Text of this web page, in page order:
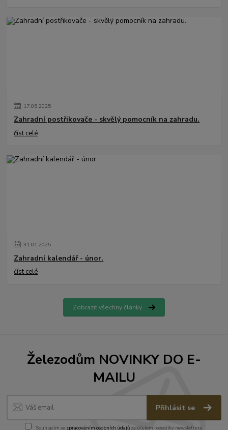
17.05.2025
Zahradní postřikovače - skvělý pomocník na zahradu.
číst celé
31.01.2025
Zahradní kalendář - únor.
číst celé
Zobrazit všechny články
Železodům NOVINKY DO E-
MAILU
Přihlásit se
Souhlasím se zpracováním osobních údajůza účelem rozesílky newsletteru.